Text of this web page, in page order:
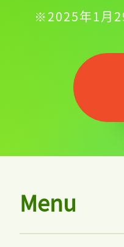
※2025年1月
Menu